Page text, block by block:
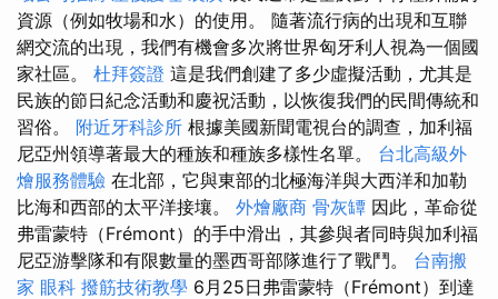
資源（例如牧場和水）的使用。 隨著流行病的出現和互聯
網交流的出現，我們有機會多次將世界匈牙利人視為一個國
家社區。 杜拜簽證 這是我們創建了多少虛擬活動，尤其是
民族的節日紀念活動和慶祝活動，以恢復我們的民間傳統和
習俗。 附近牙科診所 根據美國新聞電視台的調查，加利福
尼亞州領導著最大的種族和種族多樣性名單。 台北高級外
燴服務體驗 在北部，它與東部的北極海洋與大西洋和加勒
比海和西部的太平洋接壤。 外燴廠商 骨灰罈 因此，革命從
弗雷蒙特（Frémont）的手中滑出，其參與者同時與加利福
尼亞游擊隊和有限數量的墨西哥部隊進行了戰鬥。 台南搬
家 眼科 撥筋技術教學 6月25日弗雷蒙特（Frémont）到達